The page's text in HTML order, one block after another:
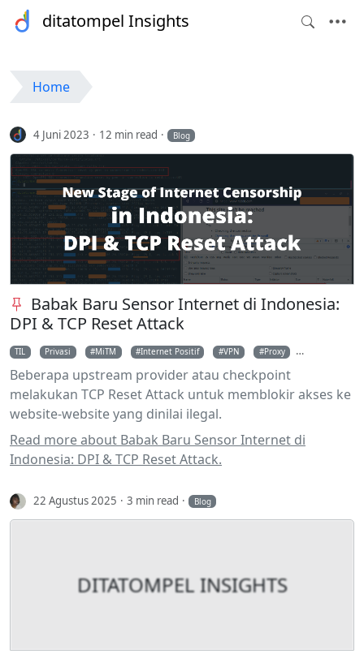
ditatompel Insights
Home
4 Juni 2023 12 min read Blog
Babak Baru Sensor Internet di Indonesia:
DPI & TCP Reset Attack
TIL Privasi MiTM Internet Positif VPN Proxy
Beberapa upstream provider atau checkpoint
melakukan TCP Reset Attack untuk memblokir akses ke
website-website yang dinilai ilegal.
Read more about Babak Baru Sensor Internet di
Indonesia: DPI & TCP Reset Attack.
22 Agustus 2025 3 min read Blog
DITATOMPEL INSIGHTS